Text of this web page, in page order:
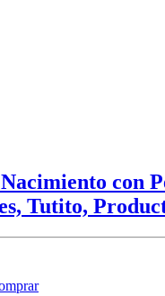
con
Tutito,